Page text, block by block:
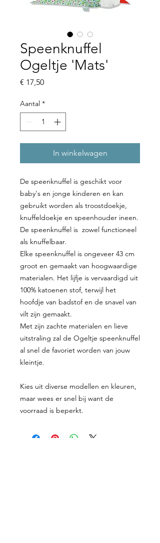
Speenknuffel
Ogeltje 'Mats'
€ 17,50Prijs
Aantal *
In winkelwagen
De speenknuffel is geschikt voor
baby's en jonge kinderen en kan
gebruikt worden als troostdoekje,
knuffeldoekje en speenhouder ineen.
De speenknuffel is zowel functioneel
als knuffelbaar.
Elke speenknuffel is ongeveer 43 cm
groot en gemaakt van hoogwaardige
materialen. Het lijfje is vervaardigd uit
100% katoenen stof, terwijl het
hoofdje van badstof en de snavel van
vilt zijn gemaakt.
Met zijn zachte materialen en lieve
uitstraling zal de Ogeltje speenknuffel
al snel de favoriet worden van jouw
kleintje.
Kies uit diverse modellen en kleuren,
maar wees er snel bij want de
voorraad is beperkt.